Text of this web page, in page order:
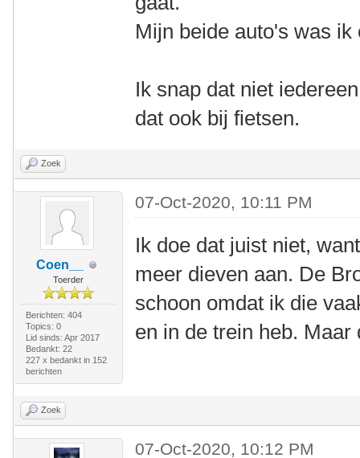
Mijn beide auto's was
Ik snap dat niet
dat ook bij fietsen.
Zoek
Coen__
Toerder
Berichten: 404
Topics: 0
Lid sinds: Apr 2017
Bedankt: 22
227 x bedankt in 152
berichten
07-Oct-2020, 10:11 PM
Ik doe dat juist niet,
meer dieven aan. De
schoon omdat ik die
en in de trein heb.
Zoek
07-Oct-2020, 10:12 PM